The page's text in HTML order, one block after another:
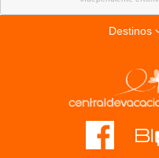
Destinos